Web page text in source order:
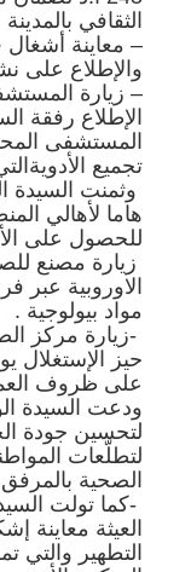
الثقافي بالمدينة
– معاينة
والإطلاع على
– زيارة
الإطلاع رفقة
المستشفى
تجميع
وثمنت السيدة
هاما لأهالي
للحصول على
زيارة مصنع
الاوروبية عبر
مواد بيولوجية .
-زيارة مركز
على ظروف
ودعت السيدة
لتحسين جودة
لتطلّعات
الصحية
-كما تولت
العيثة معاينة
التطهير والتي